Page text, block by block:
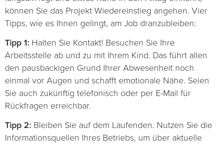
können Sie das Projekt Wiedereinstieg angehen. Vier
Tipps, wie es Ihnen gelingt, am Job dranzubleiben:
Tipp 1: Halten Sie Kontakt! Besuchen Sie Ihre
Arbeitsstelle ab und zu mit Ihrem Kind. Das führt allen
den pausbackigen Grund Ihrer Abwesenheit noch
einmal vor Augen und schafft emotionale Nähe. Seien
Sie auch zukünftig telefonisch oder per E-Mail für
Rückfragen erreichbar.
Tipp 2: Bleiben Sie auf dem Laufenden. Nutzen Sie die
Informationsquellen Ihres Betriebs, um über aktuelle